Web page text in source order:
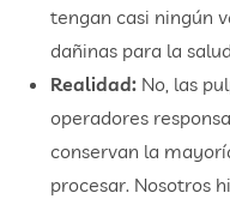
tengan casi ningún
dañinas para la
Realidad: No, las
operadores
conservan la
procesar. Nosotros